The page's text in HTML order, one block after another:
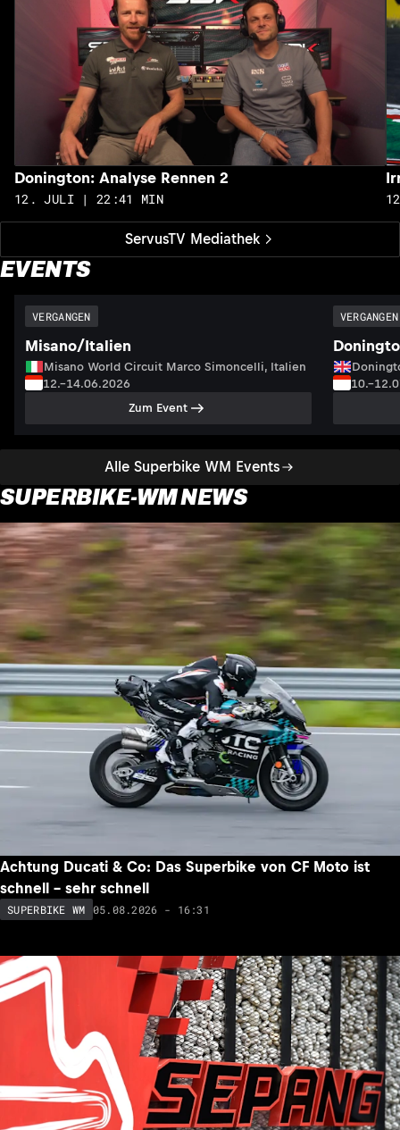
ServusTV Mediathek
Donington: Analyse Rennen 2
12. JULI | 22:41 MIN
EVENTS
Alle Superbike WM Events
VERGANGEN
Misano/Italien
Misano World Circuit Marco Simoncelli, Italien
12.–14.06.2026
Zum Event
VERGANGEN
SUPERBIKE-WM NEWS
Achtung Ducati & Co: Das Superbike von CF Moto ist
schnell – sehr schnell
SUPERBIKE WM 05.08.2026 - 16:31